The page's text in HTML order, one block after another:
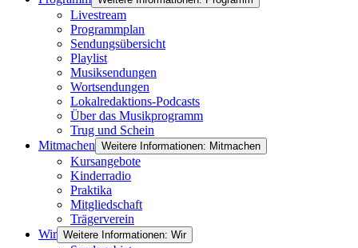
Livestream
Programmplan
Sendungsübersicht
Playlist
Musiksendungen
Wortsendungen
Lokalredaktions-Podcasts
Über das Musikprogramm
Trug und Schein
Mitmachen Weitere Informationen: Mitmachen
Kursangebote
Kinderradio
Praktika
Mitgliedschaft
Trägerverein
Wir Weitere Informationen: Wir